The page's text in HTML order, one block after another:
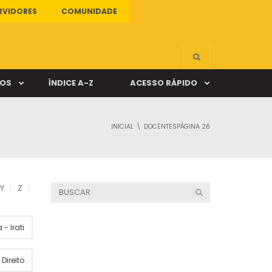
COMUNIDADE
ÍNDICE A-Z ACESSO RÁPIDO
INICIAL DOCENTESPÁGINA 26
Y Z
- Irati
Direito